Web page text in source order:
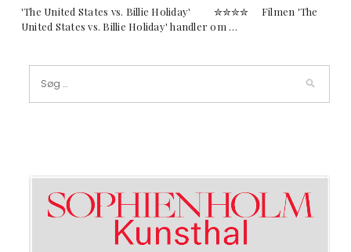
'The United States vs. Billie Holiday' ✮✮✮✮ Filmen 'The
United States vs. Billie Holiday' handler om …